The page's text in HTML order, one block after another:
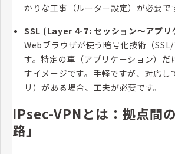
かりな工事（ルーター設定）が必要で
SSL (Layer 4-7: セッション～アプリ
Webブラウザが使う暗号化技術（
す。特定の車（アプリケーション）だ
すイメージです。手軽ですが、対応し
リ）がある場合、工夫が必要です。
IPsec-VPNとは：拠点間
路」